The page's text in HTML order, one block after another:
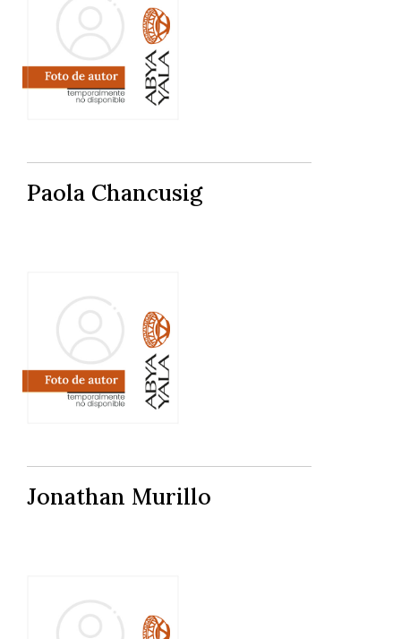
Paola Chancusig
Jonathan Murillo